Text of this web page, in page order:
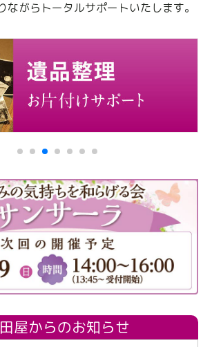
ながらトータルサポートいたします。
屋からのお知らせ